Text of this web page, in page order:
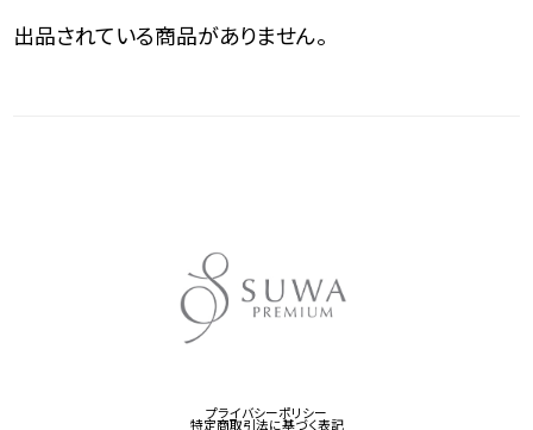
出品されている商品がありません。
プライバシーポリシー
特定商取引法に基づく表記